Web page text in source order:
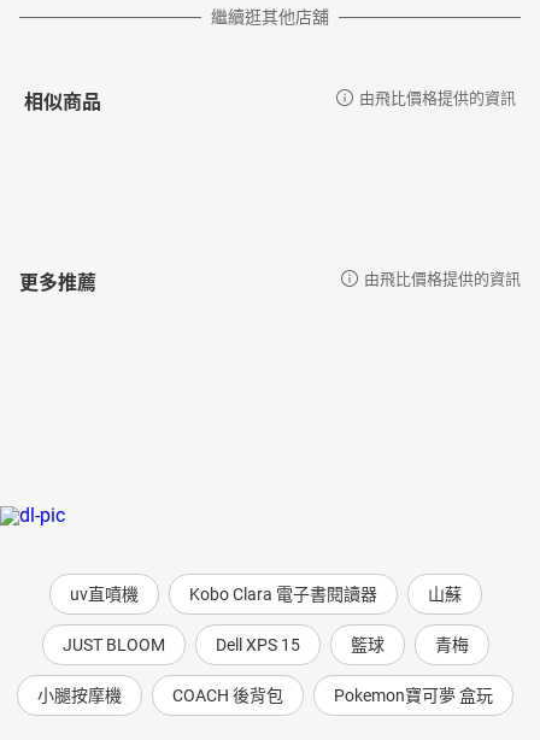
繼續逛其他店舖
相似商品 由飛比價格提供的資訊
更多推薦 由飛比價格提供的資訊
uv直噴機 Kobo Clara 電子書閱讀器 山蘇
JUST BLOOM Dell XPS 15 籃球 青梅
小腿按摩機 COACH 後背包 Pokemon寶可夢 盒玩